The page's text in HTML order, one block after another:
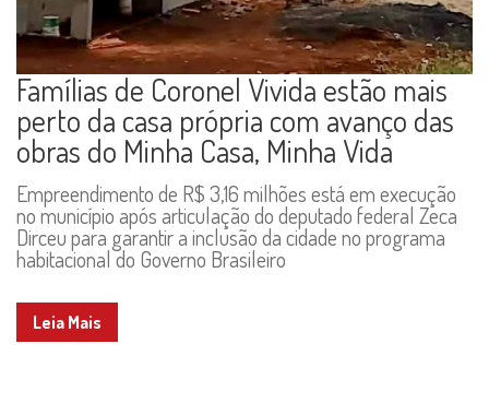
Famílias de Coronel Vivida estão mais
perto da casa própria com avanço das
obras do Minha Casa, Minha Vida
Empreendimento de R$ 3,16 milhões está em execução
no município após articulação do deputado federal Zeca
Dirceu para garantir a inclusão da cidade no programa
habitacional do Governo Brasileiro
Leia Mais